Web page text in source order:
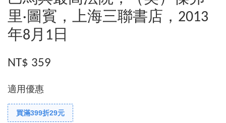
里·圖賓，上海三聯書店，2013
年8月1日
NT$ 359
適用優惠
買滿399折29元